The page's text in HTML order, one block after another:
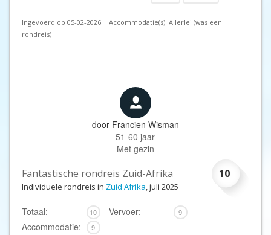
Ingevoerd op 05-02-2026 | Accommodatie(s): Allerlei (was een
rondreis)
door Francien Wisman
51-60 jaar
Met gezin
10
Fantastische rondreis Zuid-Afrika
Individuele rondreis in Zuid Afrika, juli 2025
Totaal: 10 Vervoer: 9
Accommodatie: 9